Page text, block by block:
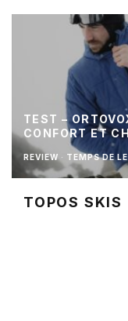
TEST –
CONFORT ET
REVIEW · TEMPS DE
TOPOS SKIS